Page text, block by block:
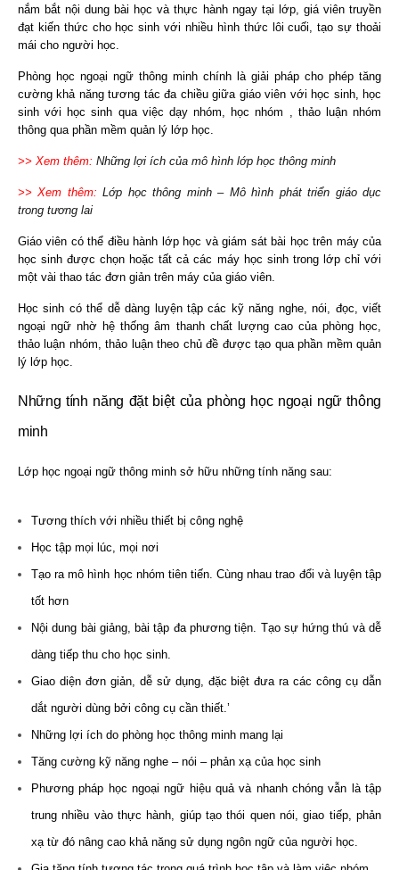
nắm bắt nội dung bài học và thực hành ngay tại lớp, giá viên truyền
đạt kiến thức cho học sinh với nhiều hình thức lôi cuối, tạo sự thoải
mái cho người học.
Phòng học ngoại ngữ thông minh chính là giải pháp cho phép tăng
cường khả năng tương tác đa chiều giữa giáo viên với học sinh, học
sinh với học sinh qua việc dạy nhóm, học nhóm , thảo luận nhóm
thông qua phần mềm quản lý lớp học.
>> Xem thêm: Những lợi ích của mô hình lớp học thông minh
>> Xem thêm: Lớp học thông minh – Mô hình phát triển giáo dục
trong tương lai
Giáo viên có thể điều hành lớp học và giám sát bài học trên máy của
học sinh được chọn hoặc tất cả các máy học sinh trong lớp chỉ với
một vài thao tác đơn giản trên máy của giáo viên.
Học sinh có thể dễ dàng luyện tập các kỹ năng nghe, nói, đọc, viết
ngoại ngữ nhờ hệ thống âm thanh chất lượng cao của phòng học,
thảo luận nhóm, thảo luận theo chủ đề được tạo qua phần mềm quản
lý lớp học.
Những tính năng đặt biệt của phòng học ngoại ngữ thông
minh
Lớp học ngoại ngữ thông minh sở hữu những tính năng sau:
Tương thích với nhiều thiết bị công nghệ
Học tập mọi lúc, mọi nơi
Tạo ra mô hình học nhóm tiên tiến. Cùng nhau trao đổi và luyện tập
tốt hơn
Nội dung bài giảng, bài tập đa phương tiện. Tạo sự hứng thú và dễ
dàng tiếp thu cho học sinh.
Giao diện đơn giản, dễ sử dụng, đặc biệt đưa ra các công cụ dẫn
dắt người dùng bởi công cụ cần thiết.’
Những lợi ích do phòng học thông minh mang lại
Tăng cường kỹ năng nghe – nói – phản xạ của học sinh
Phương pháp học ngoại ngữ hiệu quả và nhanh chóng vẫn là tập
trung nhiều vào thực hành, giúp tạo thói quen nói, giao tiếp, phản
xạ từ đó nâng cao khả năng sử dụng ngôn ngữ của người học.